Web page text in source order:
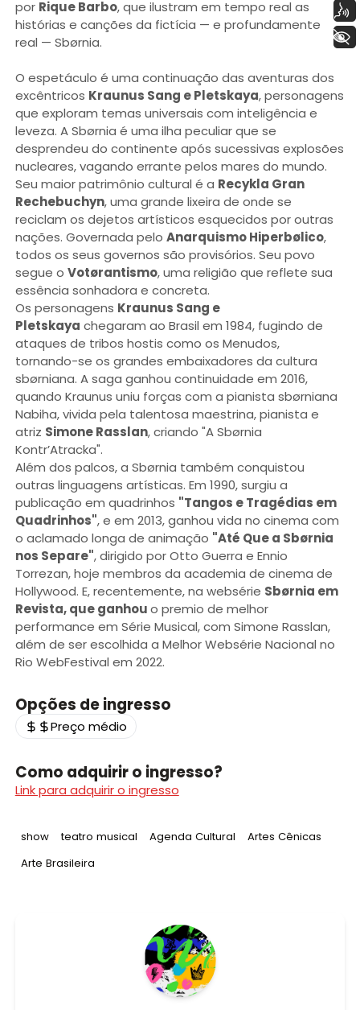
por Rique Barbo, que ilustram em tempo real as
histórias e canções da fictícia — e profundamente
real — Sbørnia.
O espetáculo é uma continuação das aventuras dos
excêntricos Kraunus Sang e Pletskaya, personagens
que exploram temas universais com inteligência e
leveza. A Sbørnia é uma ilha peculiar que se
desprendeu do continente após sucessivas explosões
nucleares, vagando errante pelos mares do mundo.
Seu maior patrimônio cultural é a Recykla Gran
Rechebuchyn, uma grande lixeira de onde se
reciclam os dejetos artísticos esquecidos por outras
nações. Governada pelo Anarquismo Hiperbølico,
todos os seus governos são provisórios. Seu povo
segue o Votørantismo, uma religião que reflete sua
essência sonhadora e concreta.
Os personagens Kraunus Sang e
Pletskaya chegaram ao Brasil em 1984, fugindo de
ataques de tribos hostis como os Menudos,
tornando-se os grandes embaixadores da cultura
sbørniana. A saga ganhou continuidade em 2016,
quando Kraunus uniu forças com a pianista sbørniana
Nabiha, vivida pela talentosa maestrina, pianista e
atriz Simone Rasslan, criando "A Sbørnia
Kontr’Atracka".
Além dos palcos, a Sbørnia também conquistou
outras linguagens artísticas. Em 1990, surgiu a
publicação em quadrinhos "Tangos e Tragédias em
Quadrinhos", e em 2013, ganhou vida no cinema com
o aclamado longa de animação "Até Que a Sbørnia
nos Separe", dirigido por Otto Guerra e Ennio
Torrezan, hoje membros da academia de cinema de
Hollywood. E, recentemente, na websérie Sbørnia em
Revista, que ganhouo premio de melhor
performance em Série Musical, com Simone Rasslan,
além de ser escolhida a Melhor Websérie Nacional no
Rio WebFestival em 2022.
Opções de ingresso
Preço médio
Como adquirir o ingresso?
Link para adquirir o ingresso
Tag:
show Tag:
teatro musical Tag:
Agenda Cultural Tag:
Artes Cênicas
Tag:
Arte Brasileira
Voz
+ Acessibilidade